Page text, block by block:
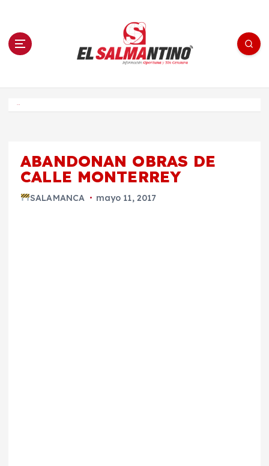
n El Salmantino - medios/noticias/editorial
ABANDONAN OBRAS DE
CALLE MONTERREY
SALAMANCA mayo 11, 2017